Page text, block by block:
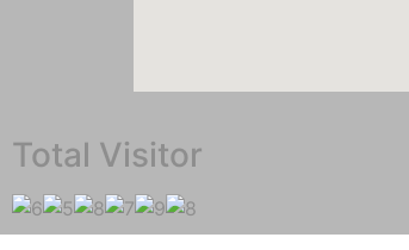
Total Visitor